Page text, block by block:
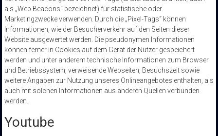
als „Web Beacons“ bezeichnet) für statistische oder
Marketingzwecke verwenden. Durch die „Pixel-Tags“ können
Informationen, wie der Besucherverkehr auf den Seiten dieser
Website ausgewertet werden. Die pseudonymen Informationen
können ferner in Cookies auf dem Gerät der Nutzer gespeichert
werden und unter anderem technische Informationen zum Browser
und Betriebssystem, verweisende Webseiten, Besuchszeit sowie
weitere Angaben zur Nutzung unseres Onlineangebotes enthalten, als
auch mit solchen Informationen aus anderen Quellen verbunden
werden.
Youtube